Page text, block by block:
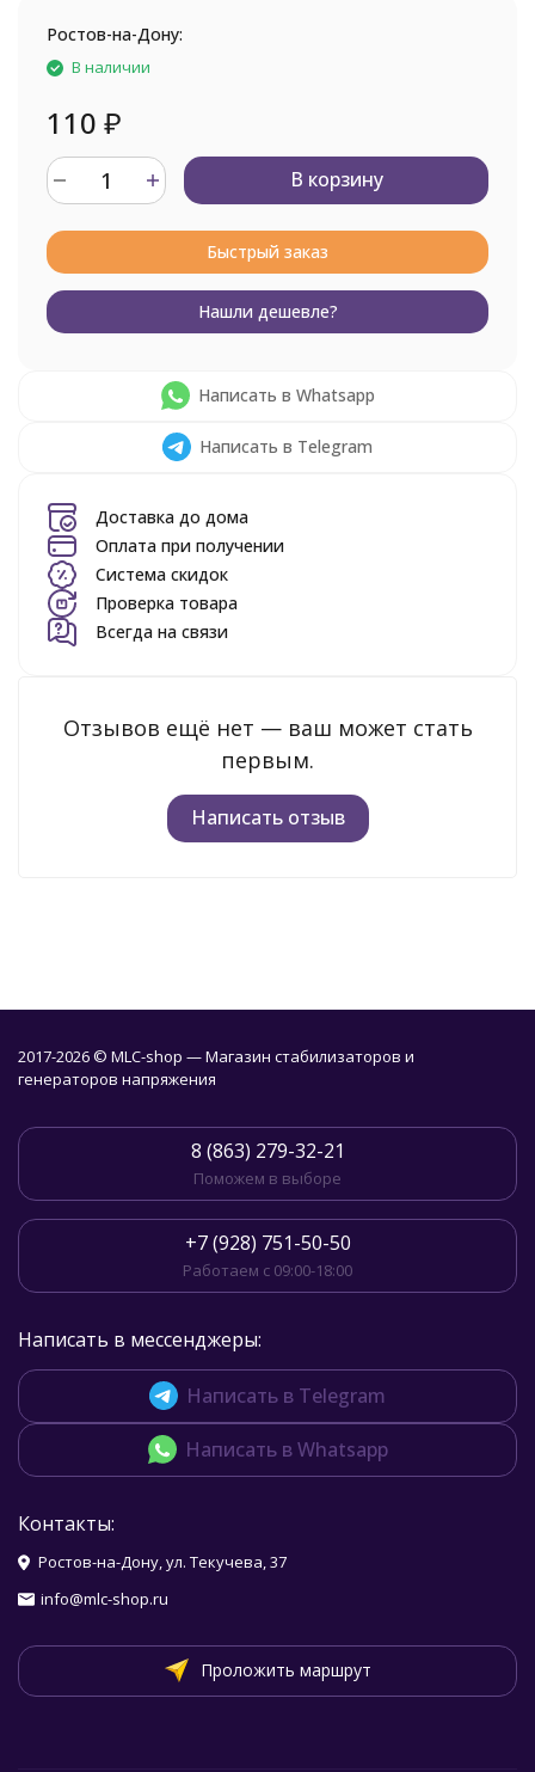
Ростов-на-Дону:
В наличии
110 ₽
В корзину
Быстрый заказ
Нашли дешевле?
Написать в Whatsapp
Написать в Telegram
Доставка до дома
Оплата при получении
Система скидок
Проверка товара
Всегда на связи
Отзывов ещё нет — ваш может стать
первым.
Написать отзыв
2017-2026 © MLC-shop — Магазин стабилизаторов и
генераторов напряжения
8 (863) 279-32-21
Поможем в выборе
+7 (928) 751-50-50
Работаем с 09:00-18:00
Написать в мессенджеры:
Написать в Telegram
Написать в Whatsapp
Контакты:
Ростов-на-Дону, ул. Текучева, 37
info@mlc-shop.ru
Проложить маршрут